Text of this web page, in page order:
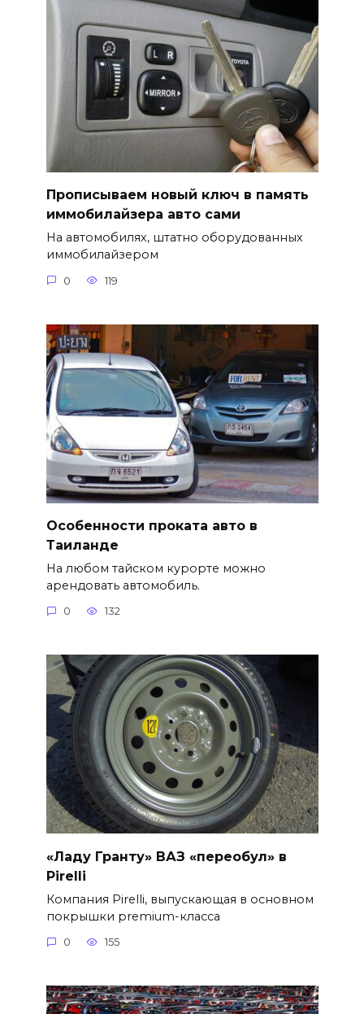
Прописываем новый ключ в память
иммобилайзера авто сами
На автомобилях, штатно оборудованных
иммобилайзером
0 119
Особенности проката авто в
Таиланде
На любом тайском курорте можно
арендовать автомобиль.
0 132
«Ладу Гранту» ВАЗ «переобул» в
Pirelli
Компания Pirelli, выпускающая в основном
покрышки premium-класса
0 155